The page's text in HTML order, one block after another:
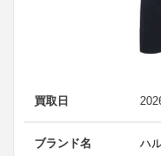
買取日
ブランド名 ハ